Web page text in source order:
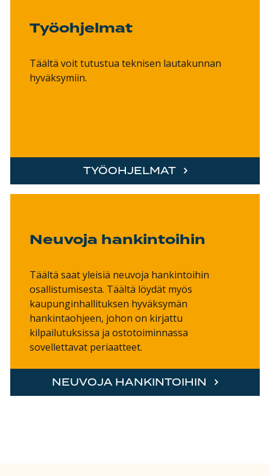
Työohjelmat
Täältä voit tutustua teknisen lautakunnan
hyväksymiin.
TYÖOHJELMAT
Neuvoja hankintoihin
Täältä saat yleisiä neuvoja hankintoihin
osallistumisesta. Täältä löydät myös
kaupunginhallituksen hyväksymän
hankintaohjeen, johon on kirjattu
kilpailutuksissa ja ostotoiminnassa
sovellettavat periaatteet.
NEUVOJA HANKINTOIHIN